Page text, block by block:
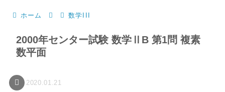
ホーム 数学III
2000年センター試験 数学ⅡB 第1問 複素
数平面
2020.01.21